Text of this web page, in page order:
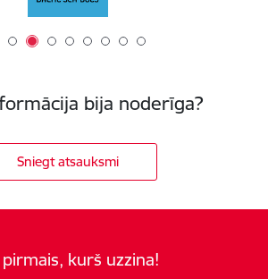
bija noderīga?
Sniegt atsauksmi
pirmais, kurš uzzina!